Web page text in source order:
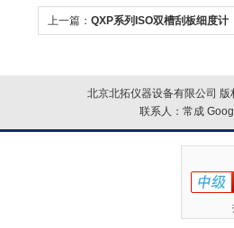
上一篇： QXP系列ISO双槽刮板细度计
北京北拓仪器设备有限公司
联系人：常成